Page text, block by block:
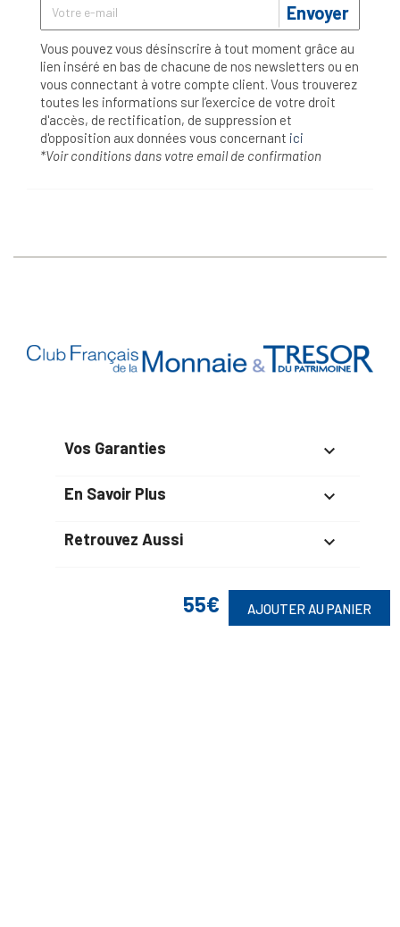
55€ AJOUTER AU PANIER
Envoyer
Vous pouvez vous désinscrire à tout moment grâce au
lien inséré en bas de chacune de nos newsletters ou en
vous connectant à votre compte client. Vous trouverez
toutes les informations sur l’exercice de votre droit
d'accès, de rectification, de suppression et
d'opposition aux données vous concernant ici
*Voir conditions dans votre email de confirmation
Vos Garanties 
En Savoir Plus 
Retrouvez Aussi 